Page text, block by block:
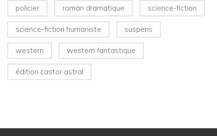
policier roman dramatique science-fiction
science-fiction humaniste suspens
western western fantastique
édition castor astral